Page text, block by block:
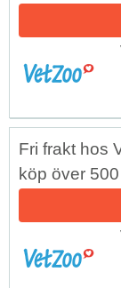
Fri frakt hos
köp över